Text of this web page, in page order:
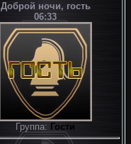
Доброй ночи, гость
06:33
Группа: Гости